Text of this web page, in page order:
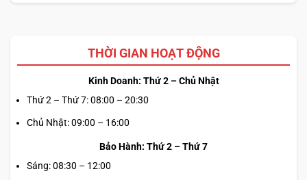
trải nghiệm nghe nhạc hay xem phim sống động hơn bao
giờ hết. Việc phối hợp giữa hình ảnh và âm thanh hoàn hảo
sẽ giúp bạn đắm chìm hoàn toàn trong thế giới của mình.
CẢM GIÁC THOẢI MÁI KHI SỬ DỤNG
Khi nói đến laptop, bàn phím và touchpad là hai yếu tố
THỜI GIAN HOẠT ĐỘNG
Kinh Doanh: Thứ 2 – Chủ Nhật
Thứ 2 – Thứ 7: 08:00 – 20:30
Chủ Nhật: 09:00 – 16:00
Bảo Hành: Thứ 2 – Thứ 7
Sáng: 08:30 – 12:00